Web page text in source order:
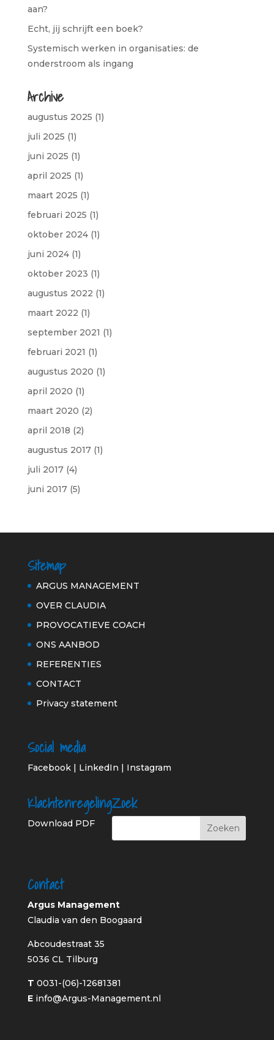
aan?
Echt, jij schrijft een boek?
Systemisch werken in organisaties: de
onderstroom als ingang
Archive
augustus 2025 (1)
juli 2025 (1)
juni 2025 (1)
april 2025 (1)
maart 2025 (1)
februari 2025 (1)
oktober 2024(1)
juni 2024(1)
oktober 2023 (1)
augustus 2022 (1)
maart 2022 (1)
september 2021 (1)
februari 2021 (1)
augustus 2020 (1)
april 2020 (1)
maart 2020 (2)
april 2018 (2)
augustus 2017(1)
juli 2017(4)
juni 2017(5)
Sitemap
ARGUS MANAGEMENT
OVER CLAUDIA
PROVOCATIEVE COACH
ONS AANBOD
REFERENTIES
CONTACT
Privacy statement
Social media
Facebook| LinkedIn | Instagram
Klachtenregeling
Download PDF
Zoek
Contact
Argus Management
Claudia van den Boogaard
Abcoudestraat 35
5036 CL Tilburg
T 0031-(06)-12681381
E info@Argus-Management.nl